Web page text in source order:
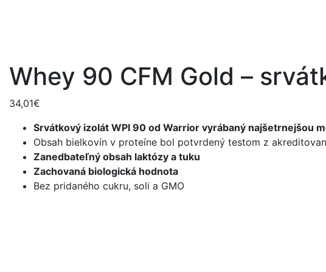
Whey 90 CFM Gold –
34,01€
Srvátkový izolát WPI 90 od Warrior vyrábaný najšetrnejšou
Obsah bielkovín v proteíne bol potvrdený testom z
Zanedbateľný obsah laktózy a tuku
Zachovaná biologická hodnota
Bez pridaného cukru, soli a GMO